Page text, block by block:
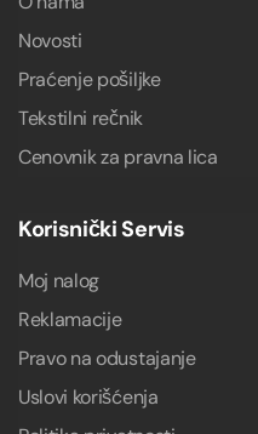
Novosti
Praćenje pošiljke
Tekstilni rečnik
Cenovnik za pravna lica
Korisnički Servis
Moj nalog
Reklamacije
Pravo na odustajanje
Uslovi korišćenja